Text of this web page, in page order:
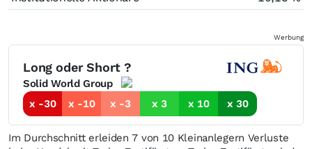
Werbung
Long oder Short ?
Solid World Group
x -30
x -10 x -3 x 3 x 10 x 30
Im Durchschnitt erleiden 7 von 10 Kleinanlegern Verluste